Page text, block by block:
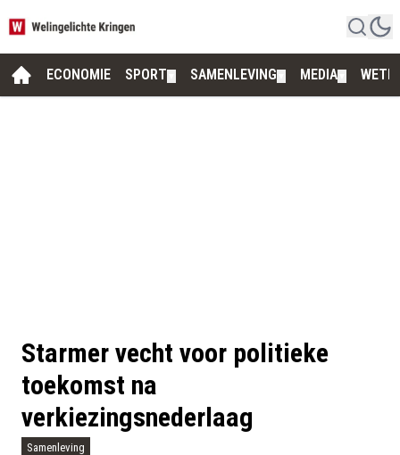
ECONOMIE SPORT SAMENLEVING MEDIA
Starmer vecht voor politieke
toekomst na
verkiezingsnederlaag
Samenleving